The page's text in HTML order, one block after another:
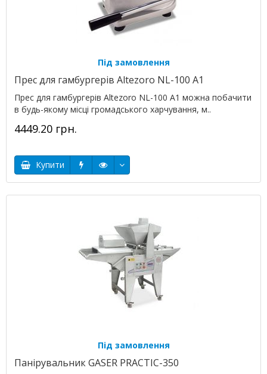
Під замовлення
Прес для гамбургерів Altezoro NL-100 A1
Прес для гамбургерів Altezoro NL-100 A1 можна побачити
в будь-якому місці громадського харчування, м..
4449.20 грн.
Купити
Під замовлення
Панірувальник GASER PRACTIC-350